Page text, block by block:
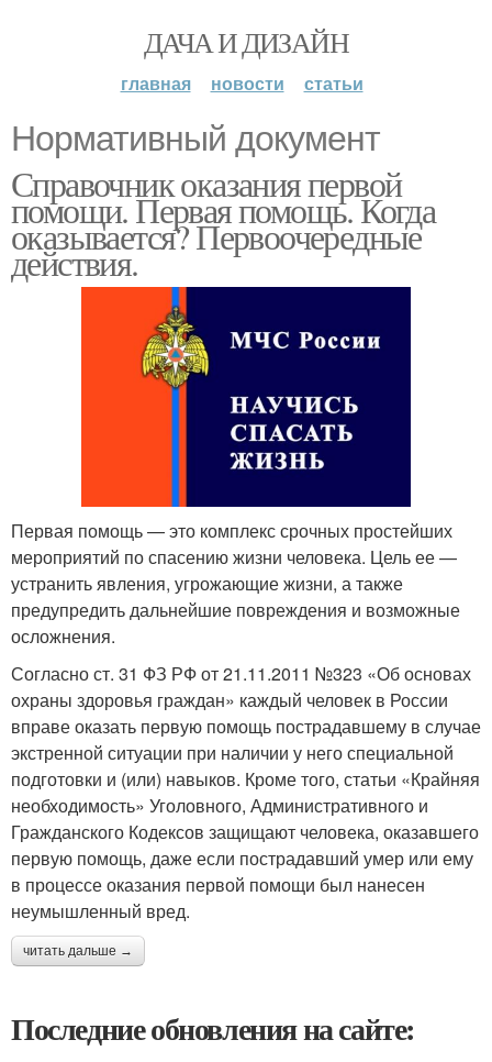
ДАЧА И ДИЗАЙН
главная новости статьи
Нормативный документ
Справочник оказания первой
помощи. Первая помощь. Когда
оказывается? Первоочередные
действия.
Первая помощь — это комплекс срочных простейших
мероприятий по спасению жизни человека. Цель ее —
устранить явления, угрожающие жизни, а также
предупредить дальнейшие повреждения и возможные
осложнения.
Согласно ст. 31 ФЗ РФ от 21.11.2011 №323 «Об основах
охраны здоровья граждан» каждый человек в России
вправе оказать первую помощь пострадавшему в случае
экстренной ситуации при наличии у него специальной
подготовки и (или) навыков. Кроме того, статьи «Крайняя
необходимость» Уголовного, Административного и
Гражданского Кодексов защищают человека, оказавшего
первую помощь, даже если пострадавший умер или ему
в процессе оказания первой помощи был нанесен
неумышленный вред.
читать дальше →
Последние обновления на сайте: